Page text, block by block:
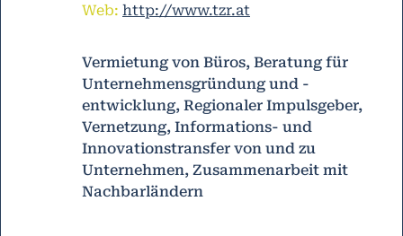
Web: http://www.tzr.at
Vermietung von Büros, Beratung für
Unternehmensgründung und -
entwicklung, Regionaler Impulsgeber,
Vernetzung, Informations- und
Innovationstransfer von und zu
Unternehmen, Zusammenarbeit mit
Nachbarländern